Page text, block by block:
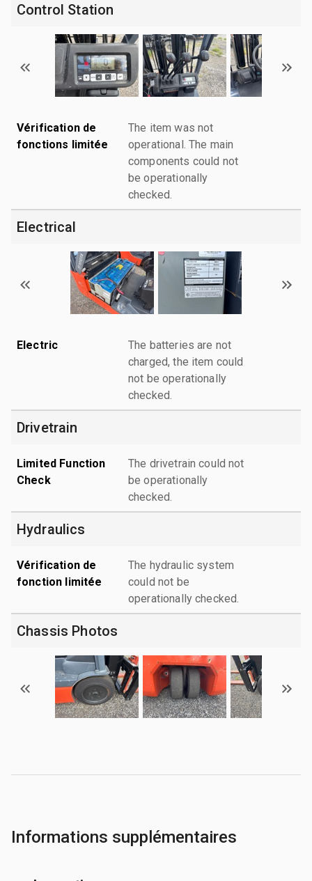
Control Station
Vérification de
fonctions limitée
The item was not
operational. The main
components could not
be operationally
checked.
Electrical
Electric
The batteries are not
charged, the item could
not be operationally
checked.
Drivetrain
Limited Function
Check
The drivetrain could not
be operationally
checked.
Hydraulics
Vérification de
fonction limitée
The hydraulic system
could not be
operationally checked.
Chassis Photos
Informations supplémentaires